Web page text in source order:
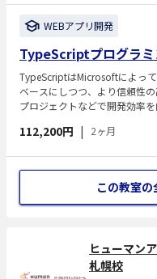
WEBアプリ開発
TypeScriptプログラ
TypeScriptはMicrosoftによっ
ベースにしつつ、より信頼性
プロジェクトなどで開発効率
112,200円 | 2ヶ月
この教室の
ヒューマン
札幌校